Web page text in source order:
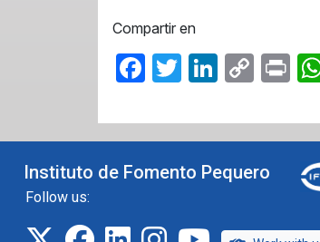
Compartir en
Facebook
TwitterCopy
Instituto de Fomento Pequero
Follow us:
twitterfacebook
linkedininstagramIFOP TV